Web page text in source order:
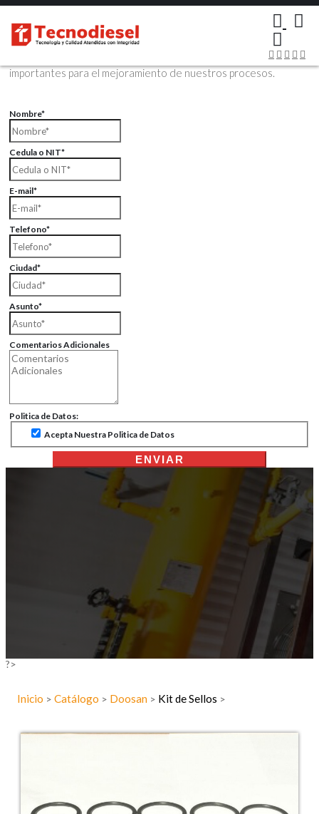
Contáctenos Vía Email
Envíenos sus datos con sus comentarios, sus opiniones son muy
importantes para el mejoramiento de nuestros procesos.
Nombre*
Cedula o NIT*
E-mail*
Telefono*
Ciudad*
Asunto*
Comentarios Adicionales
Politica de Datos:
Acepta Nuestra Politica de Datos
ENVIAR
?>
Inicio > Catálogo > Doosan > Kit de Sellos >